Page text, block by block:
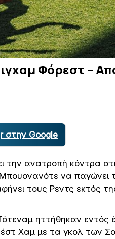
Φόρεστ –
στην Google
την ανατροπή κόντρα
να παγώνει
τους Ρεντς εκτός
ηττήθηκαν εντός
Χαμ με τα γκολ των